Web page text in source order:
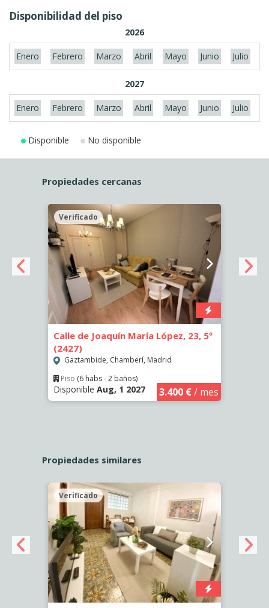
Disponibilidad del piso
2026
Enero Febrero Marzo Abril Mayo Junio Julio
2027
Enero Febrero Marzo Abril Mayo Junio Julio
Disponible No disponible
Propiedades cercanas
Verificado
Calle de Joaquín María López, 23, 5º
(2427)
Gaztambide, Chamberí, Madrid
Piso (6 habs - 2 baños)
Disponible Aug, 1 2027 3.400 €/ mes
Propiedades similares
Verificado